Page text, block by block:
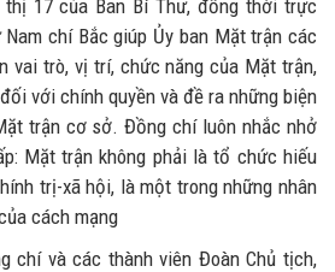
17 của Ban Bí Thư, đồng thời trực
chí Bắc giúp Ủy ban Mặt trận các
vai trò, vị trí, chức năng của Mặt trận,
với chính quyền và đề ra những biện
trận cơ sở. Đồng chí luôn nhắc nhở
Mặt trận không phải là tổ chức hiếu
trị-xã hội, là một trong những nhân
cách mạng
chí và các thành viên Đoàn Chủ tịch,